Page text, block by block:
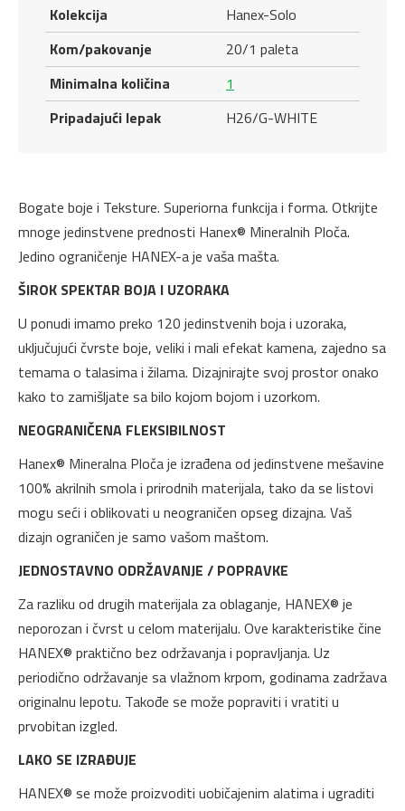
Kolekcija
Hanex-Solo
Kom/pakovanje
20/1 paleta
Minimalna količina
1
Pripadajući lepak
H26/G-WHITE
Bogate boje i Teksture. Superiorna funkcija i forma. Otkrijte
mnoge jedinstvene prednosti Hanex® Mineralnih Ploča.
Jedino ograničenje HANEX-a je vaša mašta.
ŠIROK SPEKTAR BOJA I UZORAKA
U ponudi imamo preko 120 jedinstvenih boja i uzoraka,
uključujući čvrste boje, veliki i mali efekat kamena, zajedno sa
temama o talasima i žilama. Dizajnirajte svoj prostor onako
kako to zamišljate sa bilo kojom bojom i uzorkom.
NEOGRANIČENA FLEKSIBILNOST
Hanex® Mineralna Ploča je izrađena od jedinstvene mešavine
100% akrilnih smola i prirodnih materijala, tako da se listovi
mogu seći i oblikovati u neograničen opseg dizajna. Vaš
dizajn ograničen je samo vašom maštom.
JEDNOSTAVNO ODRŽAVANJE / POPRAVKE
Za razliku od drugih materijala za oblaganje, HANEX® je
neporozan i čvrst u celom materijalu. Ove karakteristike čine
HANEX® praktično bez održavanja i popravljanja. Uz
periodično održavanje sa vlažnom krpom, godinama zadržava
originalnu lepotu. Takođe se može popraviti i vratiti u
prvobitan izgled.
LAKO SE IZRAĐUJE
HANEX® se može proizvoditi uobičajenim alatima i ugraditi